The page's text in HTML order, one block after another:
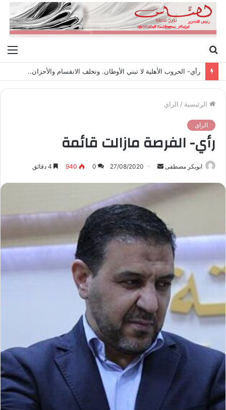
عن
رأي- الحروب الأهلية لا تبني الأوطان. وتخلف الانقسام والأحزان..
الرئيسية / الراي
الراي
رأي- الفرصة مازالت قائمة
ابوبكر مصطفى
س
ب
ر
ا
إ
ل
ك
ت
ر
و
ن
27/08/2020
0
940